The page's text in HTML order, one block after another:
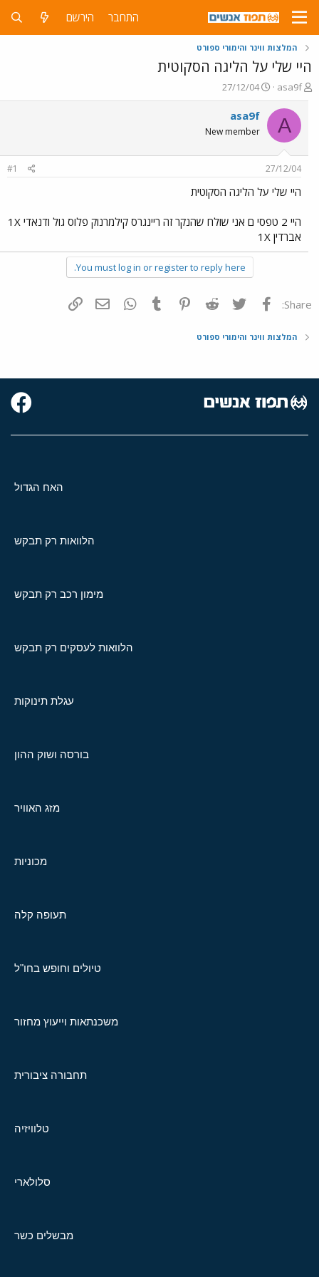
התחבר הירשם
המלצות ווינר והימורי ספורט
היי שלי על הליגה הסקוטית
פ
ו
ת
ח
ה
ש
א
asa9f
פ
ו
ר
ם
ר
27/12/04
A
asa9f
New member
27/12/04
#1
היי שלי על הליגה הסקוטית
היי 2 טפסי ם אני שולח שהנקר זה ריינגרס קילמרנוק פלוס גול ודנאדי 1X
אברדין 1X
You must log in or register to reply here.
Share: פייסבוק Twitter
Reddit
Pinterest
Tumblr
WhatsAppדואר אלקטרוני
המלצות ווינר והימורי ספורט
האח הגדול
הלוואות רק תבקש
מימון רכב רק תבקש
הלוואות לעסקים רק תבקש
עגלת תינוקות
בורסה ושוק ההון
מזג האוויר
מכוניות
תעופה קלה
טיולים וחופש בחו"ל
משכנתאות וייעוץ מחזור
תחבורה ציבורית
טלוויזיה
סלולארי
מבשלים כשר